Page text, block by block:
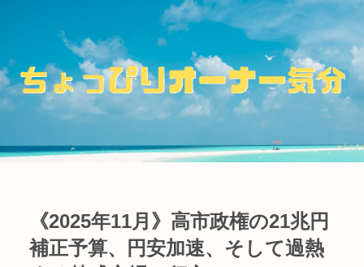
《2025年11月》高市政権の21兆円
補正予算、円安加速、そして過熱